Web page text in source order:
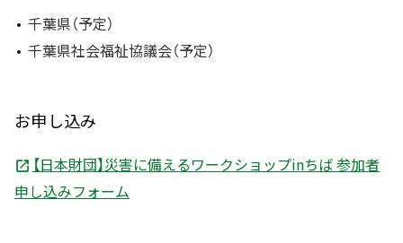
千葉県（予定）
千葉県社会福祉協議会（予定）
お申し込み
【日本財団】災害に備えるワークショップinちば 参加者
申し込みフォーム